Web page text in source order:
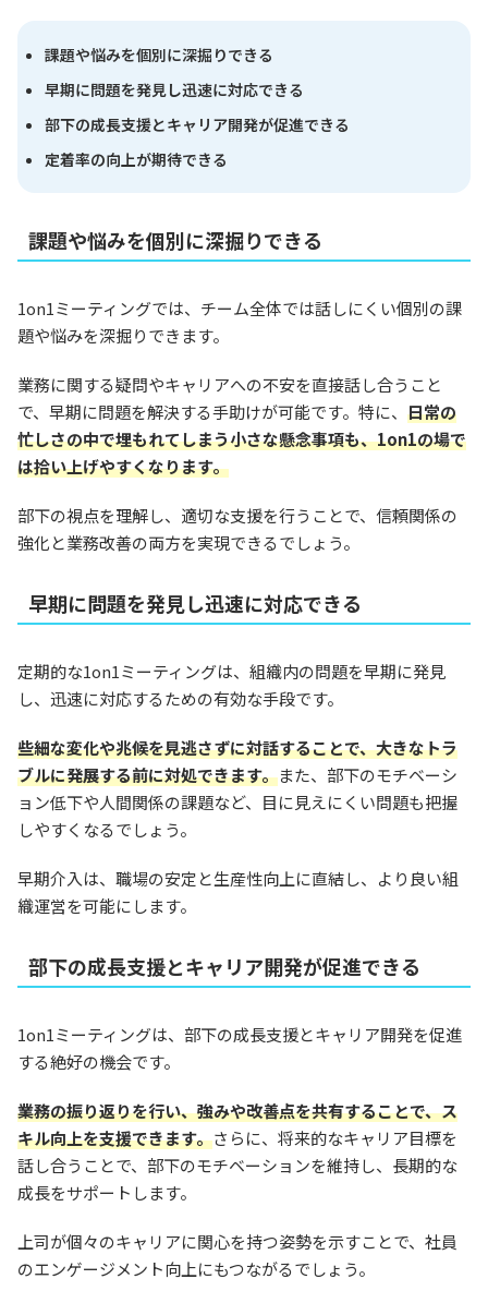
課題や悩みを個別に深掘りできる
早期に問題を発見し迅速に対応できる
部下の成長支援とキャリア開発が促進できる
定着率の向上が期待できる
課題や悩みを個別に深掘りできる
1on1ミーティングでは、チーム全体では話しにくい個別の課
題や悩みを深掘りできます。
業務に関する疑問やキャリアへの不安を直接話し合うこと
で、早期に問題を解決する手助けが可能です。特に、 日常の
忙しさの中で埋もれてしまう小さな懸念事項も、1on1の場で
は拾い上げやすくなります。
部下の視点を理解し、適切な支援を行うことで、信頼関係の
強化と業務改善の両方を実現できるでしょう。
早期に問題を発見し迅速に対応できる
定期的な1on1ミーティングは、組織内の問題を早期に発見
し、迅速に対応するための有効な手段です。
些細な変化や兆候を見逃さずに対話することで、大きなトラ
ブルに発展する前に対処できます。また、部下のモチベーシ
ョン低下や人間関係の課題など、目に見えにくい問題も把握
しやすくなるでしょう。
早期介入は、職場の安定と生産性向上に直結し、より良い組
織運営を可能にします。
部下の成長支援とキャリア開発が促進できる
1on1ミーティングは、部下の成長支援とキャリア開発を促進
する絶好の機会です。
業務の振り返りを行い、強みや改善点を共有することで、ス
キル向上を支援できます。さらに、将来的なキャリア目標を
話し合うことで、部下のモチベーションを維持し、長期的な
成長をサポートします。
上司が個々のキャリアに関心を持つ姿勢を示すことで、社員
のエンゲージメント向上にもつながるでしょう。